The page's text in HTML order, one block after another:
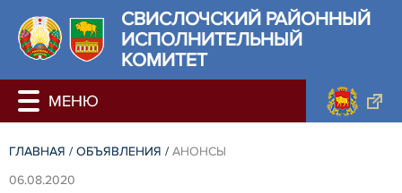
СВИСЛОЧСКИЙ РАЙОННЫЙ
ИСПОЛНИТЕЛЬНЫЙ
КОМИТЕТ
ГЛАВНАЯ / ОБЪЯВЛЕНИЯ / АНОНСЫ
06.08.2020